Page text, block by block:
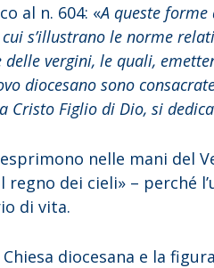
al n. 604: «A queste
s’illustrano le norme
delle vergini, le quali,
diocesano sono
Cristo Figlio di Dio, si
nelle mani del
dei cieli» – perché
di vita.
diocesana e la